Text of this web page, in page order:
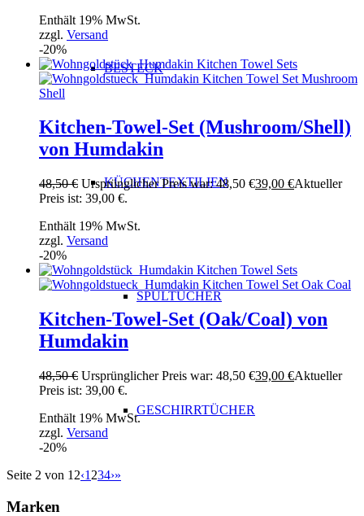
BESTECK
KÜCHENTEXTILIEN
SPÜLTÜCHER
GESCHIRRTÜCHER
Enthält 19% MwSt.
zzgl. Versand
-20%
Kitchen-Towel-Set (Mushroom/Shell)
von Humdakin
48,50€ Ursprünglicher Preis war: 48,50 €39,00 €Aktueller
Preis ist: 39,00 €.
Enthält 19% MwSt.
zzgl. Versand
-20%
Kitchen-Towel-Set (Oak/Coal) von
Humdakin
48,50€ Ursprünglicher Preis war: 48,50 €39,00 €Aktueller
Preis ist: 39,00 €.
Enthält 19% MwSt.
zzgl. Versand
-20%
Seite 2 von 12‹1 234›»
Marken